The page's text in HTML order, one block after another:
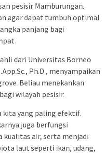
pesisir Mamburungan.
agar dapat tumbuh optimal
panjang bagi
dari Universitas Borneo
Ph.D., menyampaikan
Beliau menekankan
wilayah pesisir.
kita yang paling efektif.
juga berfungsi
kualitas air, serta menjadi
laut seperti ikan, udang,